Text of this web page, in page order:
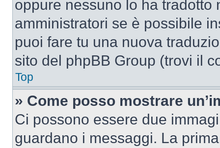
oppure nessuno lo ha
amministratori se è possibile
puoi fare tu una nuova
sito del phpBB Group (trovi il
Top
» Come posso mostrare
Ci possono essere due
guardano i messaggi. La